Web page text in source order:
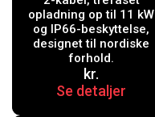
Type 2 med
7,5 mtr. kabel
opladning op til 11 kW
og IP66-beskyttelse,
designet til nordiske
forhold.
kr.
Se detaljer